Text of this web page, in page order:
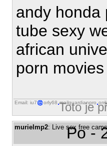
andy honda
tube sexy
african
porn movies
Email: iu7 orly68 mailguardianpro
Toto je
murielmp2: Live sex free
Po -